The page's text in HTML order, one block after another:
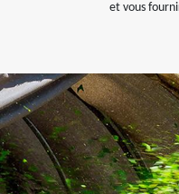
et vous